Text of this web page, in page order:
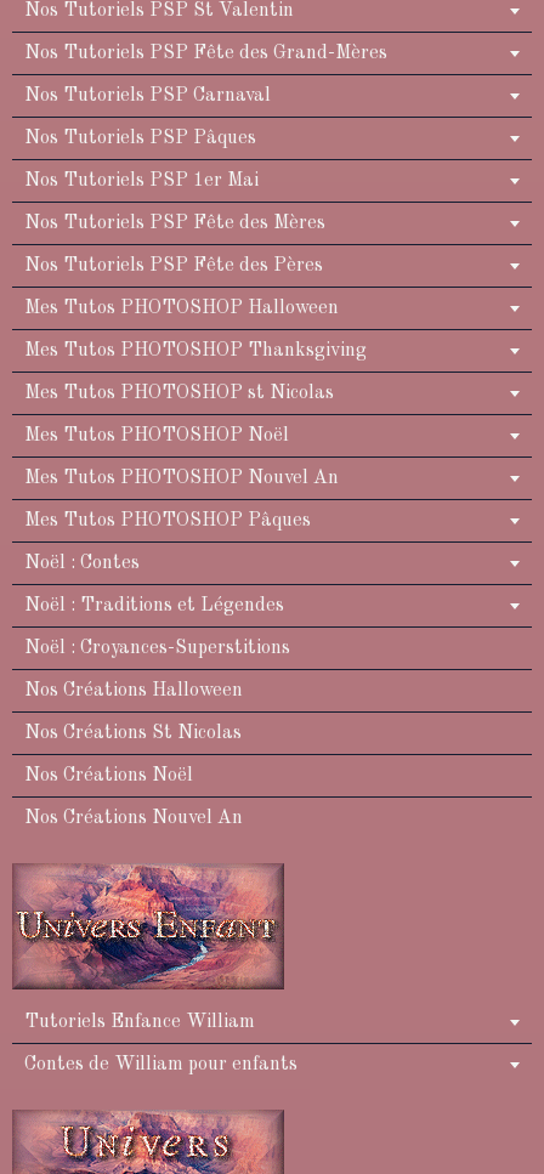
Nos Tutoriels PSP St Valentin
Nos Tutoriels PSP Fête des Grand-Mères
Nos Tutoriels PSP Carnaval
Nos Tutoriels PSP Pâques
Nos Tutoriels PSP 1er Mai
Nos Tutoriels PSP Fête des Mères
Nos Tutoriels PSP Fête des Pères
Mes Tutos PHOTOSHOP Halloween
Mes Tutos PHOTOSHOP Thanksgiving
Mes Tutos PHOTOSHOP st Nicolas
Mes Tutos PHOTOSHOP Noël
Mes Tutos PHOTOSHOP Nouvel An
Mes Tutos PHOTOSHOP Pâques
Noël : Contes
Noël : Traditions et Légendes
Noël : Croyances-Superstitions
Nos Créations Halloween
Nos Créations St Nicolas
Nos Créations Noël
Nos Créations Nouvel An
Tutoriels Enfance William
Contes de William pour enfants